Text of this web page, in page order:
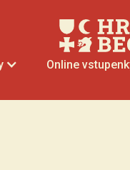
Online